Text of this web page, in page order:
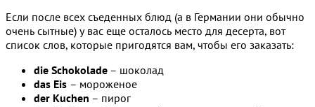
Если после всех съеденных блюд (а в Германии они обычно
очень сытные) у вас еще осталось место для десерта, вот
список слов, которые пригодятся вам, чтобы его заказать:
die Schokolade – шоколад
das Eis – мороженое
der Kuchen – пирог